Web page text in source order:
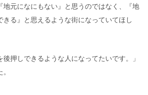
地元になにもない』と思うのではなく、『地
きる』と思えるような街になっていてほし
押しできるような人になってたいです。」